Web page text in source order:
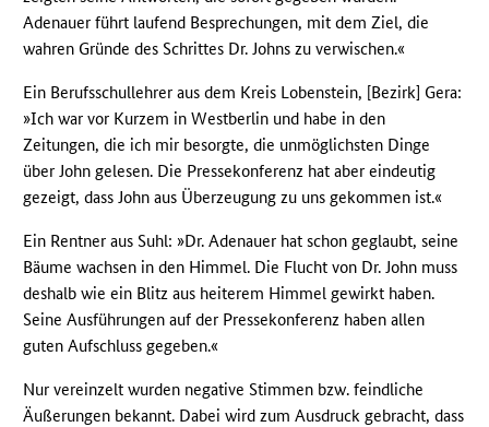
Adenauer führt laufend Besprechungen, mit dem Ziel, die
wahren Gründe des Schrittes Dr. Johns zu verwischen.«
Ein Berufsschullehrer aus dem Kreis Lobenstein, [Bezirk] Gera:
»Ich war vor Kurzem in Westberlin und habe in den
Zeitungen, die ich mir besorgte, die unmöglichsten Dinge
über John gelesen. Die Pressekonferenz hat aber eindeutig
gezeigt, dass John aus Überzeugung zu uns gekommen ist.«
Ein Rentner aus Suhl: »Dr. Adenauer hat schon geglaubt, seine
Bäume wachsen in den Himmel. Die Flucht von Dr. John muss
deshalb wie ein Blitz aus heiterem Himmel gewirkt haben.
Seine Ausführungen auf der Pressekonferenz haben allen
guten Aufschluss gegeben.«
Nur vereinzelt wurden negative Stimmen bzw. feindliche
Äußerungen bekannt. Dabei wird zum Ausdruck gebracht, dass